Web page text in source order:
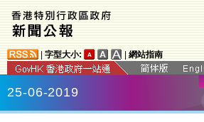
字型大小: 網站指南
25-06-2019